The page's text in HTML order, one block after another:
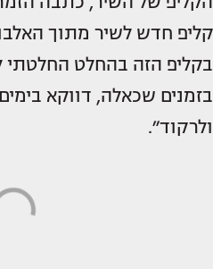
קליפ חדש לשיר מתוך
בקליפ הזה בהחלט החלטתי
בזמנים שכאלה, דווקא
ולרקוד״.